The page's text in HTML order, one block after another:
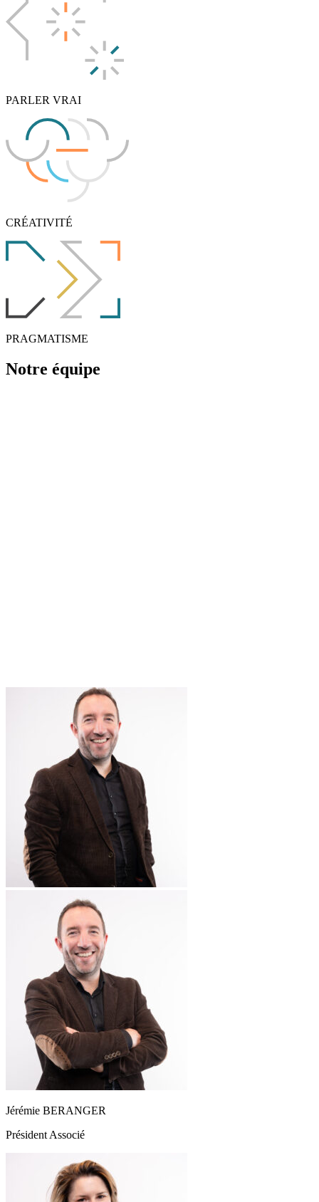
PARLER VRAI
CRÉATIVITÉ
PRAGMATISME
Notre équipe
Jérémie BERANGER
Président Associé